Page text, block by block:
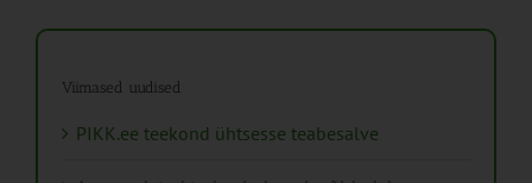
Viimased uudised
PIKK.ee teekond ühtsesse teabesalve